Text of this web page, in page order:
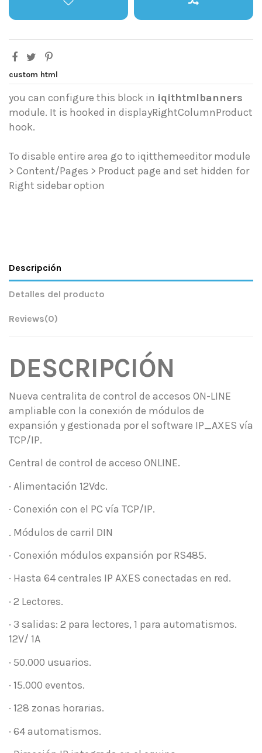
custom html
you can configure this block in iqithtmlbanners
module. It is hooked in displayRightColumnProduct
hook.
To disable entire area go to iqitthemeeditor module
> Content/Pages > Product page and set hidden for
Right sidebar option
Descripción
Detalles del producto
Reviews(0)
DESCRIPCIÓN
Nueva centralita de control de accesos ON-LINE
ampliable con la conexión de módulos de
expansión y gestionada por el software IP_AXES vía
TCP/IP.
Central de control de acceso ONLINE.
· Alimentación 12Vdc.
· Conexión con el PC vía TCP/IP.
. Módulos de carril DIN
· Conexión módulos expansión por RS485.
· Hasta 64 centrales IP AXES conectadas en red.
· 2 Lectores.
· 3 salidas: 2 para lectores, 1 para automatismos.
12V/ 1A
· 50.000 usuarios.
· 15.000 eventos.
· 128 zonas horarias.
· 64 automatismos.